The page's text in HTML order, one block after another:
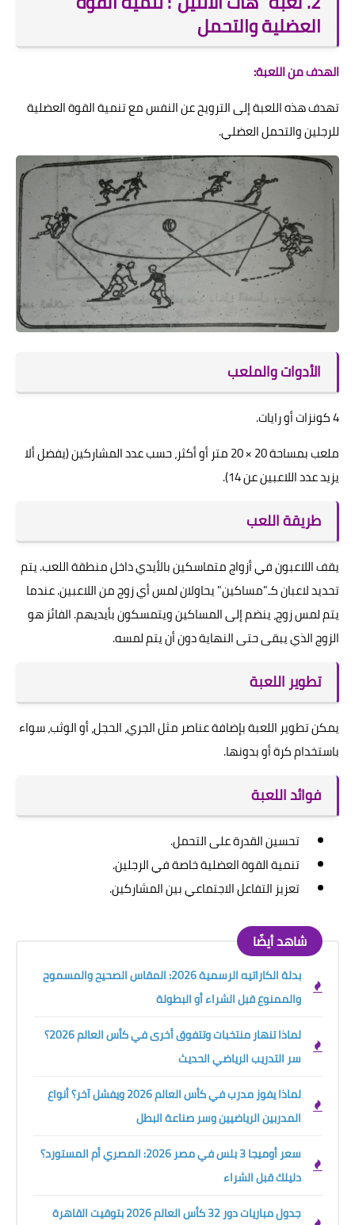
العضلية والتحمل
الهدف من اللعبة:
تهدف هذه اللعبة إلى الترويح عن النفس مع تنمية القوة العضلية
للرجلين والتحمل العضلي.
الأدوات والملعب
4 كونزات أو رايات.
ملعب بمساحة 20 × 20 متر أو أكثر، حسب عدد المشاركين (يفضل ألا
يزيد عدد اللاعبين عن 14).
طريقة اللعب
يقف اللاعبون في أزواج متماسكين بالأيدي داخل منطقة اللعب. يتم
تحديد لاعبان كـ"مساكين" يحاولان لمس أي زوج من اللاعبين. عندما
يتم لمس زوج، ينضم إلى المساكين ويتمسكون بأيديهم. الفائز هو
الزوج الذي يبقى حتى النهاية دون أن يتم لمسه.
تطوير اللعبة
يمكن تطوير اللعبة بإضافة عناصر مثل الجري، الحجل، أو الوثب، سواء
باستخدام كرة أو بدونها.
فوائد اللعبة
تحسين القدرة على التحمل.
تنمية القوة العضلية خاصة في الرجلين.
تعزيز التفاعل الاجتماعي بين المشاركين.
شاهد أيضًا
بدلة الكاراتيه الرسمية 2026: المقاس الصحيح والمسموح
والممنوع قبل الشراء أو البطولة
لماذا تنهار منتخبات وتتفوق أخرى في كأس العالم 2026؟
سر التدريب الرياضي الحديث
لماذا يفوز مدرب في كأس العالم 2026 ويفشل آخر؟ أنواع
المدربين الرياضيين وسر صناعة البطل
سعر أوميجا 3 بلس في مصر 2026: المصري أم المستورد؟
دليلك قبل الشراء
جدول مباريات دور 32 كأس العالم 2026 بتوقيت القاهرة